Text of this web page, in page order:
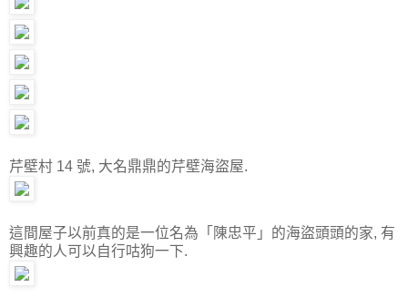
芹壁村 14 號, 大名鼎鼎的芹壁海盜屋.
這間屋子以前真的是一位名為「陳忠平」的海盜頭頭的家, 有
興趣的人可以自行咕狗一下.